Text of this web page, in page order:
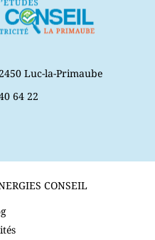
Luc-la-Primaube
64 22
CONSEIL